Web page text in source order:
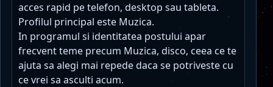
acces rapid pe telefon, desktop sau tableta.
Profilul principal este Muzica.
In programul si identitatea postului apar
frecvent teme precum Muzica, disco, ceea ce te
ajuta sa alegi mai repede daca se potriveste cu
ce vrei sa asculti acum.